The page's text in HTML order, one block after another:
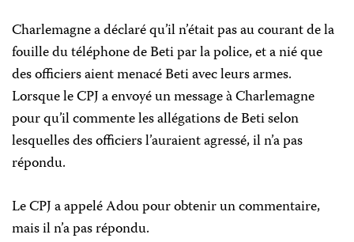
Charlemagne a déclaré qu’il n’était pas au courant de la
fouille du téléphone de Beti par la police, et a nié que
des officiers aient menacé Beti avec leurs armes.
Lorsque le CPJ a envoyé un message à Charlemagne
pour qu’il commente les allégations de Beti selon
lesquelles des officiers l’auraient agressé, il n’a pas
répondu.
Le CPJ a appelé Adou pour obtenir un commentaire,
mais il n’a pas répondu.